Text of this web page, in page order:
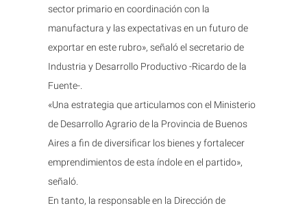
sector primario en coordinación con la
manufactura y las expectativas en un futuro de
exportar en este rubro», señaló el secretario de
Industria y Desarrollo Productivo -Ricardo de la
Fuente-.
«Una estrategia que articulamos con el Ministerio
de Desarrollo Agrario de la Provincia de Buenos
Aires a fin de diversificar los bienes y fortalecer
emprendimientos de esta índole en el partido»,
señaló.
En tanto, la responsable en la Dirección de